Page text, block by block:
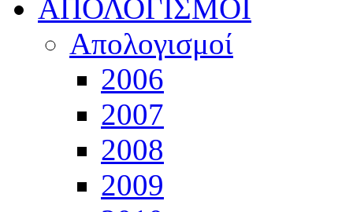
ΑΠΟΛΟΓΙΣΜΟΙ
Απολογισμοί
2006
2007
2008
2009